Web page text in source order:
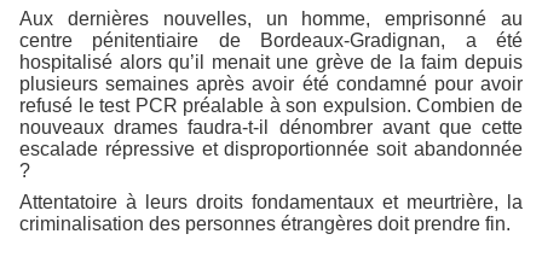
Aux dernières nouvelles, un homme, emprisonné au
centre pénitentiaire de Bordeaux-Gradignan, a été
hospitalisé alors qu’il menait une grève de la faim depuis
plusieurs semaines après avoir été condamné pour avoir
refusé le test PCR préalable à son expulsion. Combien de
nouveaux drames faudra-t-il dénombrer avant que cette
escalade répressive et disproportionnée soit abandonnée
?
Attentatoire à leurs droits fondamentaux et meurtrière, la
criminalisation des personnes étrangères doit prendre fin.